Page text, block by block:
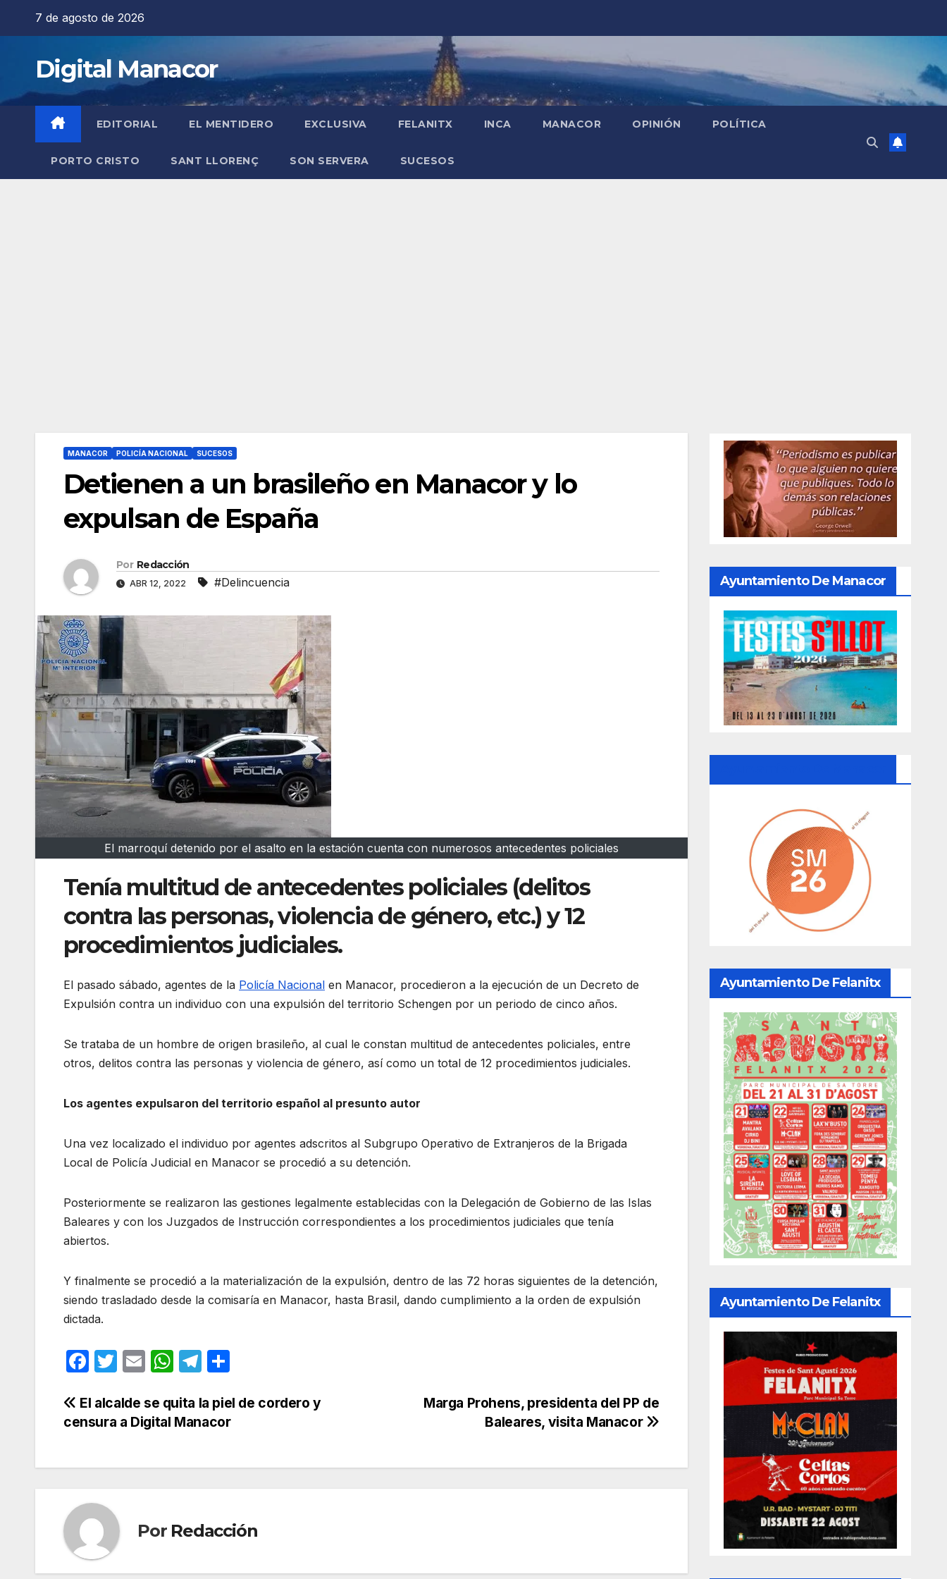
7 de agosto de 2026
Digital Manacor
EDITORIAL EL MENTIDERO EXCLUSIVA FELANITX INCA MANACOR OPINIÓN POLÍTICA
PORTO CRISTO SANT LLORENÇ SON SERVERA SUCESOS
MANACOR POLICÍA NACIONAL SUCESOS
Detienen a un brasileño en Manacor y lo
expulsan de España
Por Redacción
ABR 12, 2022 #Delincuencia
El marroquí detenido por el asalto en la estación cuenta con numerosos antecedentes policiales
Tenía multitud de antecedentes policiales (delitos
contra las personas, violencia de género, etc.) y 12
procedimientos judiciales.
El pasado sábado, agentes de la Policía Nacional en Manacor, procedieron a la ejecución de un Decreto de
Expulsión contra un individuo con una expulsión del territorio Schengen por un periodo de cinco años.
Se trataba de un hombre de origen brasileño, al cual le constan multitud de antecedentes policiales, entre
otros, delitos contra las personas y violencia de género, así como un total de 12 procedimientos judiciales.
Los agentes expulsaron del territorio español al presunto autor
Una vez localizado el individuo por agentes adscritos al Subgrupo Operativo de Extranjeros de la Brigada
Local de Policía Judicial en Manacor se procedió a su detención.
Posteriormente se realizaron las gestiones legalmente establecidas con la Delegación de Gobierno de las Islas
Baleares y con los Juzgados de Instrucción correspondientes a los procedimientos judiciales que tenía
abiertos.
Y finalmente se procedió a la materialización de la expulsión, dentro de las 72 horas siguientes de la detención,
siendo trasladado desde la comisaría en Manacor, hasta Brasil, dando cumplimiento a la orden de expulsión
dictada.
F
c
e
o
o
k
T
itt
er
E
ail
W
at
s
p
T
e
gr
m
m
p
tir
Navegación
entradas
Marga Prohens, presidenta del PP de
Baleares, visita Manacor
El alcalde se quita la piel de cordero y
censura a Digital Manacor
Por Redacción
Ayuntamiento De Manacor
Ayuntamiento De Felanitx
Ayuntamiento De Felanitx